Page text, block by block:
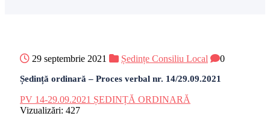
29 septembrie 2021 Ședințe Consiliu Local 0
Ședință ordinară – Proces verbal nr. 14/29.09.2021
PV 14-29.09.2021 ȘEDINȚĂ ORDINARĂ
Vizualizări: 427